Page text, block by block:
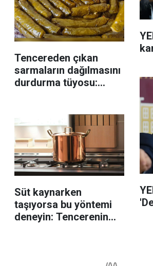
Tencereden çıkan
sarmaların dağılmasını
durdurma tüyosu:
Süt kaynarken
taşıyorsa bu yöntemi
deneyin: Tencerenin